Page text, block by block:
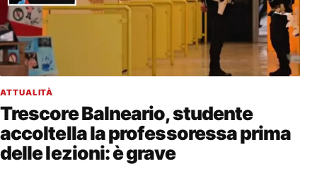
ATTUALITÀ
Trescore Balneario, studente
accoltella la professoressa prima
delle lezioni: è grave